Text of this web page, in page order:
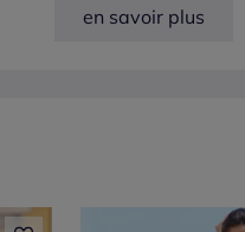
en savoir plus